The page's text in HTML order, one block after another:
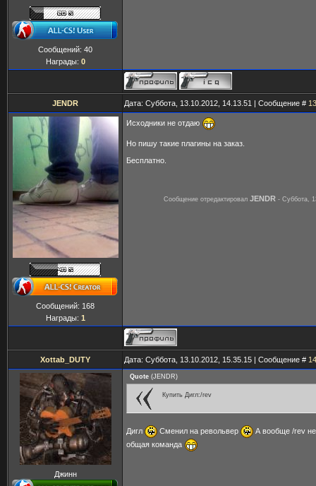
Сообщений: 40
Награды: 0
JENDR Дата: Суббота, 13.10.2012, 14.13.51 | Сообщение # 13
Сообщений: 168
Награды: 1
Исходники не отдаю
Но пишу такие плагины на заказ.
Бесплатно.
Сообщение отредактировал JENDR - Суббота,
Xottab_DUTY Дата: Суббота, 13.10.2012, 15.35.15 | Сообщение # 14
Джинн
Quote (JENDR)
Купить Дигл:/rev
Дигл Сменил на револьвер
А вообще /rev
общая команда